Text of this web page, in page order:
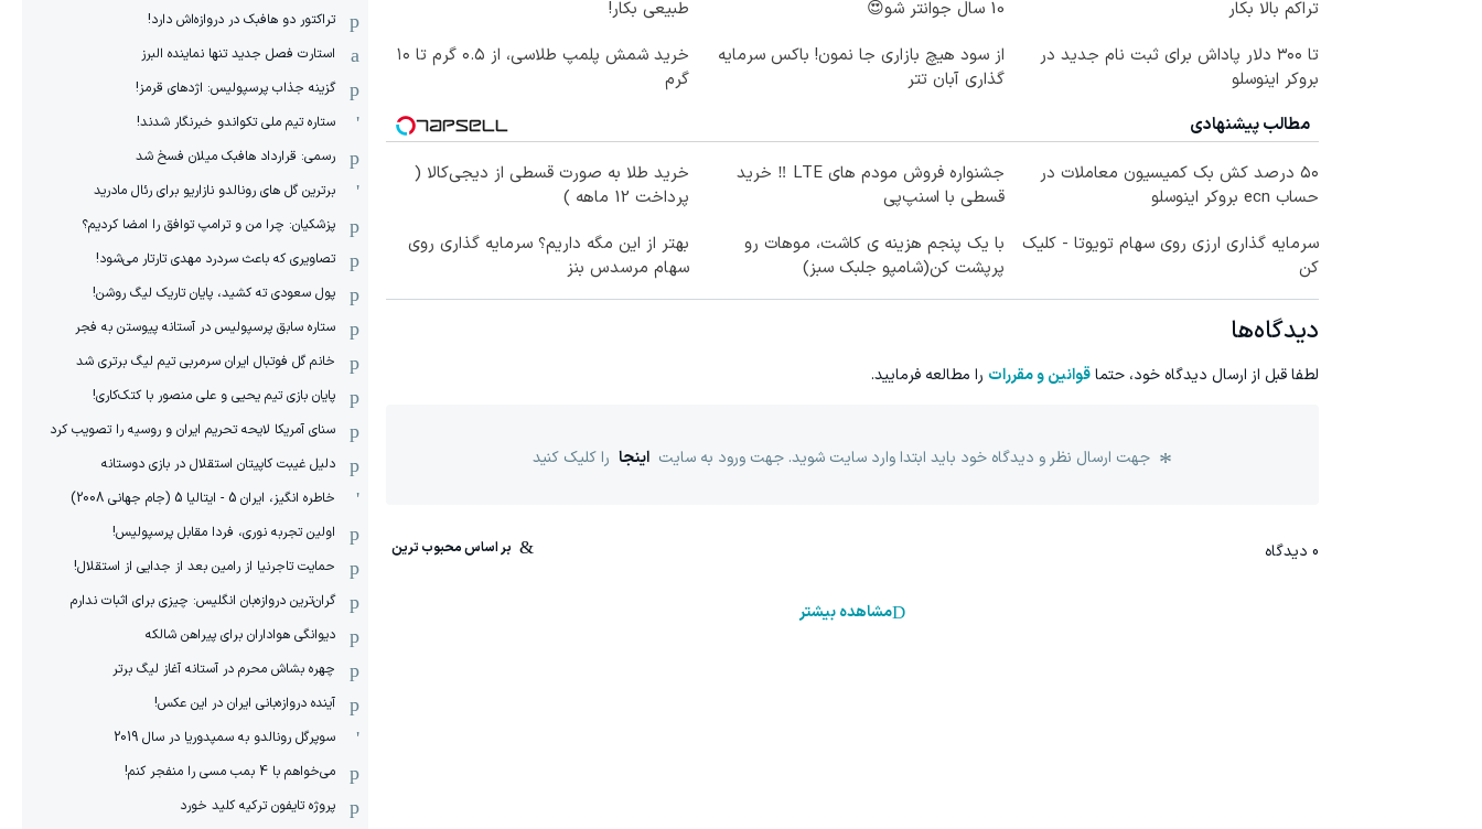
تراکم بالا بکار
10 سال جوانتر شو😍
طبیعی بکار!
تا ۳۰۰ دلار پاداش برای ثبت نام جدید در
بروکر اینوسلو
از سود هیچ بازاری جا نمون! باکس سرمایه
گذاری آبان تتر
خرید شمش پلمپ طلاسی، از ۰.۵ گرم تا ۱۰
گرم
مطالب پیشنهادی
۵۰ درصد کش بک کمیسیون معاملات در
حساب ecn بروکر اینوسلو
جشنواره فروش مودم های LTE ‼️ خرید
قسطی با اسنپ‌پی
خرید طلا به صورت قسطی از دیجی‌کالا (
پرداخت 12 ماهه )
سرمایه گذاری ارزی روی سهام تویوتا - کلیک
کن
با یک پنجم هزینه ی کاشت، موهات رو
پرپشت کن(شامپو جلبک سبز)
بهتر از این مگه داریم؟ سرمایه گذاری روی
سهام مرسدس بنز
دیدگاه‌ها
لطفا قبل از ارسال دیدگاه خود، حتماقوانین و مقررات را مطالعه فرمایید.
جهت ارسال نظر و دیدگاه خود باید ابتدا وارد سایت شوید. جهت ورود به سایت اینجا را کلیک کنید
0 دیدگاه
مشاهده بیشتر
تراکتور دو هافبک در دروازه‌اش دارد!
استارت فصل جدید تنها نماینده البرز
گزینه جذاب پرسپولیس: اژدهای قرمز!
ستاره تیم ملی تکواندو خبرنگار شدند!
رسمی: قرارداد هافبک میلان فسخ شد
برترین گل های رونالدو نازاریو برای رئال مادرید
پزشکیان: چرا من و ترامپ توافق را امضا کردیم؟
تصاویری که باعث سردرد مهدی تارتار می‌شود!
پول سعودی ته کشید، پایان تاریک لیگ روشن!
ستاره سابق پرسپولیس در آستانه پیوستن به فجر
خانم گل فوتبال ایران سرمربی تیم لیگ برتری شد
پایان بازی تیم یحیی و علی منصور با کتک‌کاری!
سنای آمریکا لایحه تحریم ایران و روسیه را تصویب کرد
دلیل غیبت کاپیتان استقلال در بازی دوستانه
خاطره انگیز، ایران 5 - ایتالیا 5 (جام جهانی 2008)
اولین تجربه نوری، فردا مقابل پرسپولیس!
حمایت تاجرنیا از رامین بعد از جدایی از استقلال!
گران‌ترین دروازه‌بان انگلیس: چیزی برای اثبات ندارم
دیوانگی هواداران برای پیراهن شالکه
چهره بشاش محرم در آستانه آغاز لیگ برتر
آینده دروازه‌بانی ایران در این عکس!
سوپرگل رونالدو به سمپدوریا در سال 2019
می‌خواهم با 4 بمب مسی را منفجر کنم!
پروژه تایفون ترکیه کلید خورد